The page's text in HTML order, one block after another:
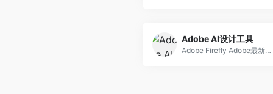
Adobe AI设计工具
Adobe Firefly Adobe最新推出...